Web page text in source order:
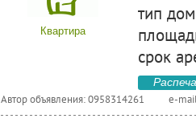
Квартира
тип
срок
Автор объявления: 0958314261 e-